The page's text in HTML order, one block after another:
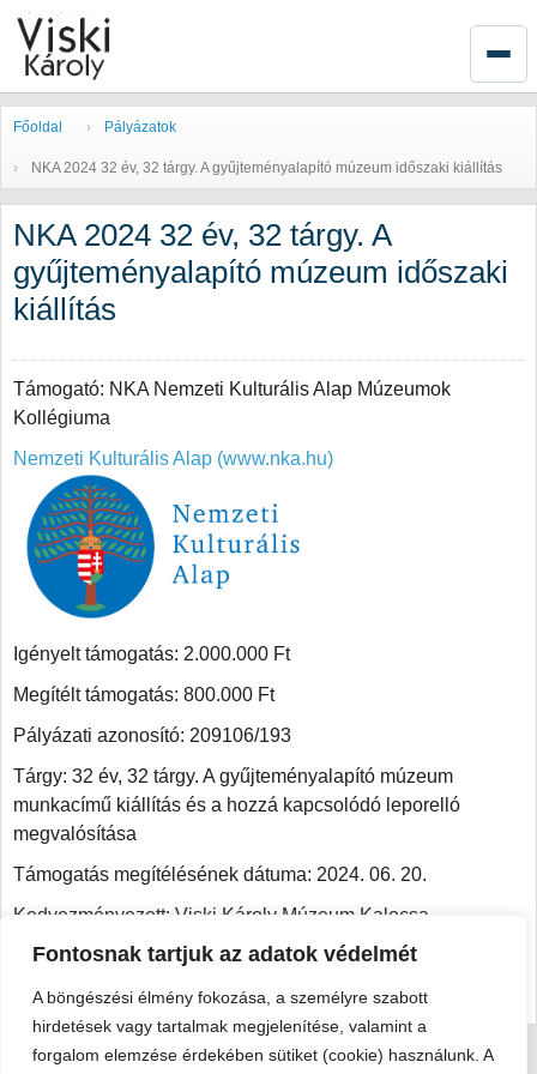
Fontosnak tartjuk az adatok védelmét
A böngészési élmény fokozása, a személyre szabott
hirdetések vagy tartalmak megjelenítése, valamint a
forgalom elemzése érdekében sütiket (cookie) használunk. A
Főoldal Pályázatok
NKA 2024 32 év, 32 tárgy. A gyűjteményalapító múzeum időszaki kiállítás
NKA 2024 32 év, 32 tárgy. A
gyűjteményalapító múzeum időszaki
kiállítás
Támogató: NKA Nemzeti Kulturális Alap Múzeumok
Kollégiuma
Nemzeti Kulturális Alap (www.nka.hu)
Igényelt támogatás: 2.000.000 Ft
Megítélt támogatás: 800.000 Ft
Pályázati azonosító: 209106/193
Tárgy: 32 év, 32 tárgy. A gyűjteményalapító múzeum
munkacímű kiállítás és a hozzá kapcsolódó leporelló
megvalósítása
Támogatás megítélésének dátuma: 2024. 06. 20.
Kedvezményezett: Viski Károly Múzeum Kalocsa
Beszámoló:https://viskikarolymuzeum.hu/wp-